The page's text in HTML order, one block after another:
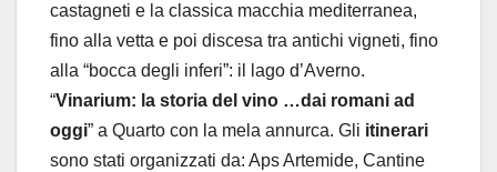
castagneti e la classica macchia mediterranea,
fino alla vetta e poi discesa tra antichi vigneti, fino
alla “bocca degli inferi”: il lago d’Averno.
“Vinarium: la storia del vino …dai romani ad
oggi” a Quarto con la mela annurca. Gli itinerari
sono stati organizzati da: Aps Artemide, Cantine